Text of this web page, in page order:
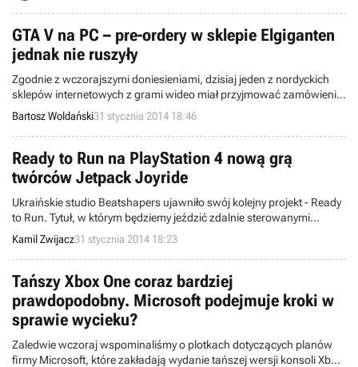
GTA V na PC – pre-ordery w sklepie Elgiganten
jednak nie ruszyły
Zgodnie z wczorajszymi doniesieniami, dzisiaj jeden z nordyckich
sklepów internetowych z grami wideo miał przyjmować zamówienia
przedpremierowe na pecetową wersję jednej z najlepszych produkcji
konsolowych minionego roku – GTA V. Tak się jednak nie stało i
termin uruchomienia przedsprzedaży został odwleczony oficjalnie
przez przedstawiciela Elgiganten. Wciąż czekamy na oficjalne
potwierdzenie komputerowej wersji Grand Theft Auto V, ale wszyscy
spodziewamy się, że Rockstar uczyni to prędzej czy później.
Bartosz Woldański31 stycznia 2014 18:46
Ready to Run na PlayStation 4 nową grą
twórców Jetpack Joyride
Ukraińskie studio Beatshapers ujawniło swój kolejny projekt - Ready
to Run. Tytuł, w którym będziemy jeździć zdalnie sterowanymi
samochodzikami, ukaże się w drugim kwartale bieżącego roku na
konsoli PlayStation 4. Produkcja zaoferuje m.in. 15 pojazdów, tryby
single i multiplayer, itd.
Kamil Zwijacz31 stycznia 2014 18:23
Tańszy Xbox One coraz bardziej
prawdopodobny. Microsoft podejmuje kroki w
sprawie wycieku?
Zaledwie wczoraj wspominaliśmy o plotkach dotyczących planów
firmy Microsoft, które zakładają wydanie tańszej wersji konsoli Xbox